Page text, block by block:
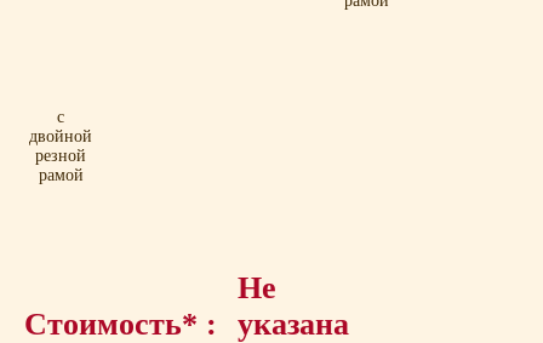
с
двойной
резной
рамой
Стоимость* :
Не
указана